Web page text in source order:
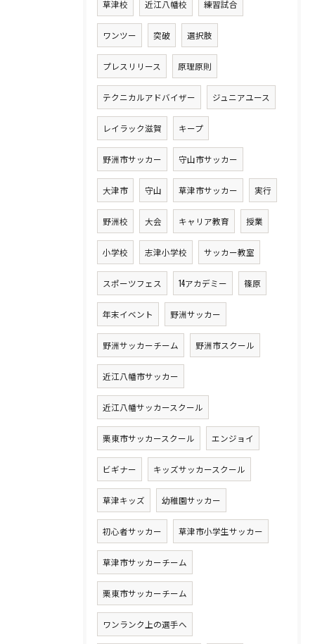
草津校 近江八幡校 練習試合
ワンツー 突破 選択肢
プレスリリース 原理原則
テクニカルアドバイザー ジュニアユース
レイラック滋賀 キープ
野洲市サッカー 守山市サッカー
大津市 守山 草津市サッカー 実行
野洲校 大会 キャリア教育 授業
小学校 志津小学校 サッカー教室
スポーツフェス 14アカデミー 篠原
年末イベント 野洲サッカー
野洲サッカーチーム 野洲市スクール
近江八幡市サッカー
近江八幡サッカースクール
栗東市サッカースクール エンジョイ
ビギナー キッズサッカースクール
草津キッズ 幼稚園サッカー
初心者サッカー 草津市小学生サッカー
草津市サッカーチーム
栗東市サッカーチーム
ワンランク上の選手へ